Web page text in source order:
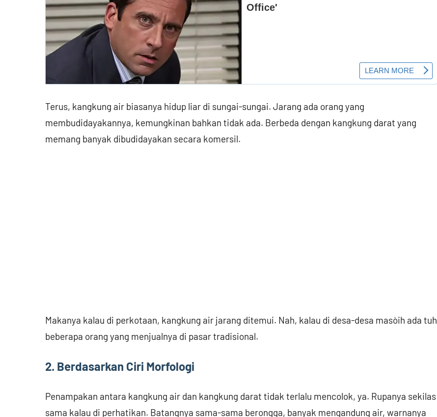
Terus, kangkung air biasanya hidup liar di sungai-sungai. Jarang ada orang yang
membudidayakannya, kemungkinan bahkan tidak ada. Berbeda dengan kangkung darat yang
memang banyak dibudidayakan secara komersil.
Makanya kalau di perkotaan, kangkung air jarang ditemui. Nah, kalau di desa-desa masòih ada tuh
beberapa orang yang menjualnya di pasar tradisional.
2. Berdasarkan Ciri Morfologi
Penampakan antara kangkung air dan kangkung darat tidak terlalu mencolok, ya. Rupanya sekilas
sama kalau di perhatikan. Batangnya sama-sama berongga, banyak mengandung air, warnanya